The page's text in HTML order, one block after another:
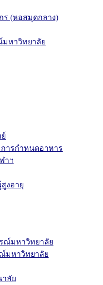
ร (หอสมุดกลาง)
หาวิทยาลัย
ารกำหนดอาหาร
าฯ
งอายุ
ณ์มหาวิทยาลัย
มหาวิทยาลัย
ลัย